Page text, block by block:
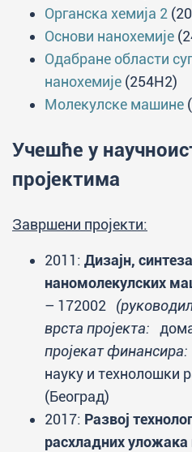
Органска хемија 2
Основи нанохемије
Одабране области
нанохемије (254H2)
Молекулске машине
Учешће у
пројектима
Завршени пројекти:
2011: Дизајн,
наномолекулских
– 172002
врста пројекта:
пројекат финансира:
науку и технолошки
(Београд)
2017: Развој
расхладних уложака